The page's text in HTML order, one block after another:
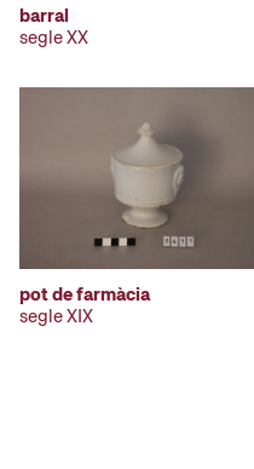
barral
segle XX
pot de farmàcia
segle XIX